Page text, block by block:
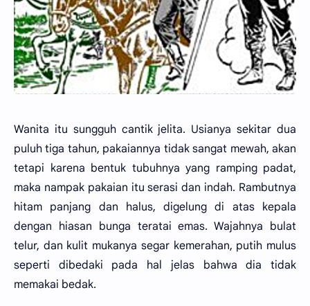
Wanita itu sungguh cantik jelita. Usianya sekitar dua
puluh tiga tahun, pakaiannya tidak sangat mewah, akan
tetapi karena bentuk tubuhnya yang ramping padat,
maka nampak pakaian itu serasi dan indah. Rambutnya
hitam panjang dan halus, digelung di atas kepala
dengan hiasan bunga teratai emas. Wajahnya bulat
telur, dan kulit mukanya segar kemerahan, putih mulus
seperti dibedaki pada hal jelas bahwa dia tidak
memakai bedak.